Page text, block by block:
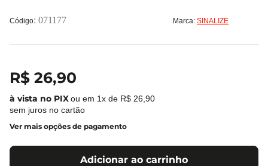
: 071177 Marca: SINALIZE
R$ 26,90
ou em 1x de R$ 26 90
sem juros no cartão
Ver mais opções de pagamento
Adicionar ao carrinho
4